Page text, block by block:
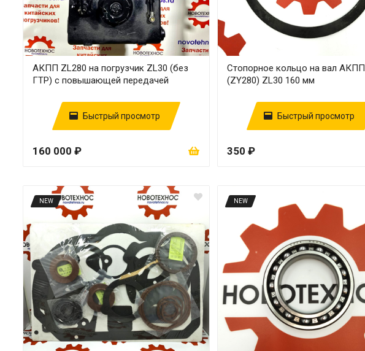
АКПП ZL280 на погрузчик ZL30 (без
ГТР) с повышающей передачей
Быстрый просмотр
160 000 ₽
Стопорное кольцо на вал АКПП
(ZY280) ZL30 160 мм
Быстрый просмотр
350 ₽
NEW NEW